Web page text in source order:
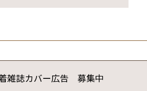
雑誌カバー広告 募集中